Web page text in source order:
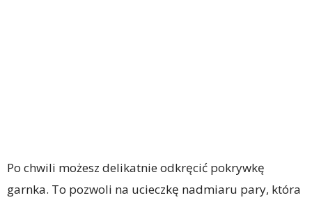
Po chwili możesz delikatnie odkręcić pokrywkę
garnka. To pozwoli na ucieczkę nadmiaru pary, która